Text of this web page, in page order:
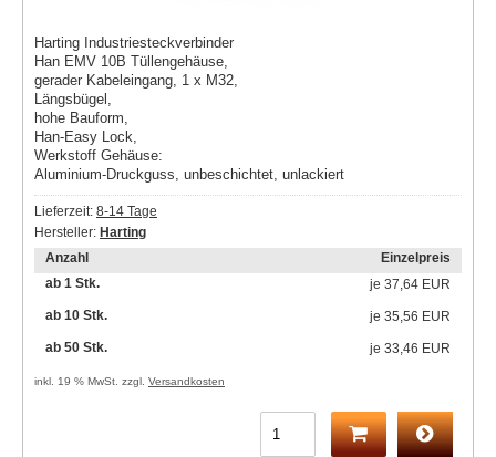
Harting Industriesteckverbinder
Han EMV 10B Tüllengehäuse,
gerader Kabeleingang, 1 x M32,
Längsbügel,
hohe Bauform,
Han-Easy Lock,
Werkstoff Gehäuse:
Aluminium-Druckguss, unbeschichtet, unlackiert
Lieferzeit: 8-14 Tage
Hersteller: Harting
Anzahl
Einzelpreis
ab 1 Stk.
je 37,64 EUR
ab 10 Stk.
je 35,56 EUR
ab 50 Stk.
je 33,46 EUR
inkl. 19 % MwSt. zzgl. Versandkosten